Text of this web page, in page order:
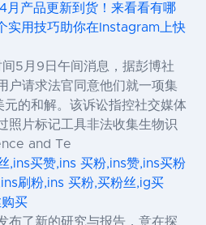
产品更新到货！来看看有哪
实用技巧助你在Instagram上快
5月9日午间消息，据彭博社
户请求法官同意他们就一项集
的和解。该诉讼指控社交媒体
照片标记工具非法收集生物识
and Te
,ins买赞,ins 买粉,ins赞,ins买粉
刷粉,ins 买粉,买粉丝,ig买
买
布了新的研究与报告，意在探